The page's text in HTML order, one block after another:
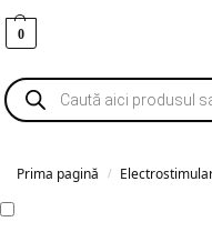
0
Prima pagină /